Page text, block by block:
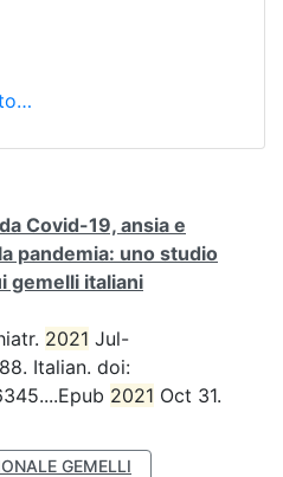
Covid-19, ansia e
pandemia: uno studio
gemelli italiani
2021 Jul-
Italian. doi:
2021 Oct 31.
GEMELLI